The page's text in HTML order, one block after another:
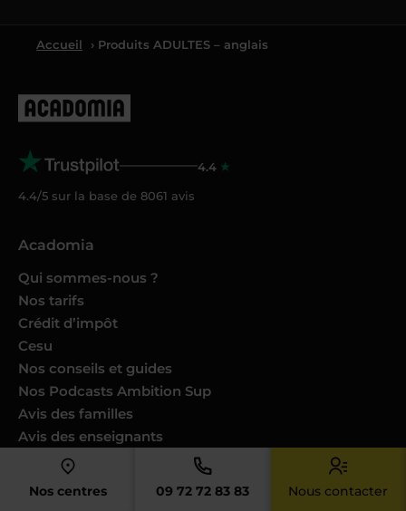
Nos centres 09 72 72 83 83 Nous contacter
Accueil › Produits ADULTES – anglais
4.4
4.4/5 sur la base de 8061 avis
Acadomia
Qui sommes-nous ?
Nos tarifs
Crédit d’impôt
Cesu
Nos conseils et guides
Nos Podcasts Ambition Sup
Avis des familles
Avis des enseignants
Catalogues produits